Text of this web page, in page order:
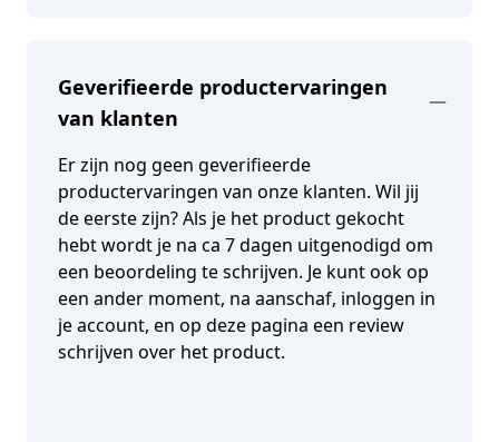
Geverifieerde productervaringen
van klanten
Er zijn nog geen geverifieerde
productervaringen van onze klanten. Wil jij
de eerste zijn? Als je het product gekocht
hebt wordt je na ca 7 dagen uitgenodigd om
een beoordeling te schrijven. Je kunt ook op
een ander moment, na aanschaf, inloggen in
je account, en op deze pagina een review
schrijven over het product.